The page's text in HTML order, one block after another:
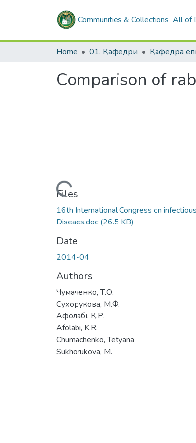
Communities & Collections All of
Home 01. Кафедри Кафедра
Comparison of
Loading...
Files
16th International Congress on infectious
Diseaes.doc (26.5 KB)
Date
2014-04
Authors
Чумаченко, Т.О.
Сухорукова, М.Ф.
Афолабі, К.Р.
Afolabi, K.R.
Chumachenko, Tetyana
Sukhorukova, M.